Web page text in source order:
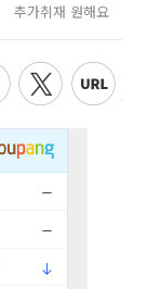
추가취재 원해요